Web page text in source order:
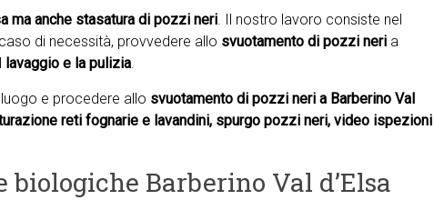
ma anche stasatura di pozzi neri. Il nostro lavoro consiste nel
di necessità, provvedere allo svuotamento di pozzi neri a
lavaggio e la pulizia.
e procedere allo svuotamento di pozzi neri a Barberino Val
reti fognarie e lavandini, spurgo pozzi neri, video ispezioni
biologiche Barberino Val d’Elsa